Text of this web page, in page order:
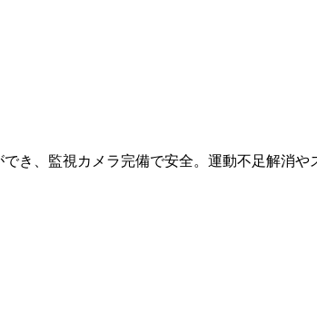
き、監視カメラ完備で安全。運動不足解消や